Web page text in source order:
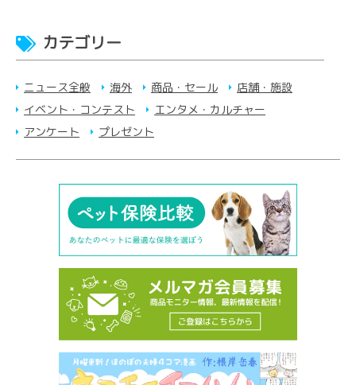
カテゴリー
ニュース全般 海外 商品・セール
店舗・施設
イベント・コンテスト
エンタメ・カルチャー
アンケート
プレゼント